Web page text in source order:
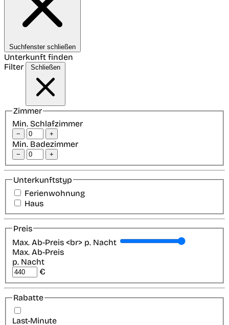
Suchfenster schließen
Unterkunft finden
Filter
Schließen
Zimmer
Min. Schlafzimmer
− +
Min. Badezimmer
− +
Unterkunftstyp
Ferienwohnung
Haus
Preis
Max. Ab-Preis <br> p. Nacht
Max. Ab-Preis
p. Nacht
€
Rabatte
Last-Minute